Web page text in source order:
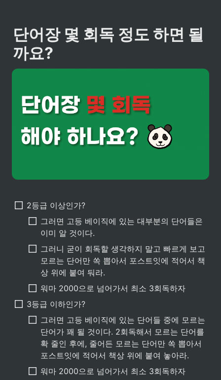
단어장 몇 회독 정도 하면 될
까요?
2등급 이상인가?
그러면 고등 베이직에 있는 대부분의 단어들은
이미 알 것이다.
그러니 굳이 회독할 생각하지 말고 빠르게 보고
모르는 단어만 쏙 뽑아서 포스트잇에 적어서 책
상 위에 붙여 둬라.
워마 2000으로 넘어가서 최소 3회독하자
3등급 이하인가?
그러면 고등 베이직에 있는 단어들 중에 모르는
단어가 꽤 될 것이다. 2회독해서 모르는 단어를
확 줄인 후에, 줄어든 모르는 단어만 쏙 뽑아서
포스트잇에 적어서 책상 위에 붙여 놓아라.
워마 2000으로 넘어가서 최소 3회독하자